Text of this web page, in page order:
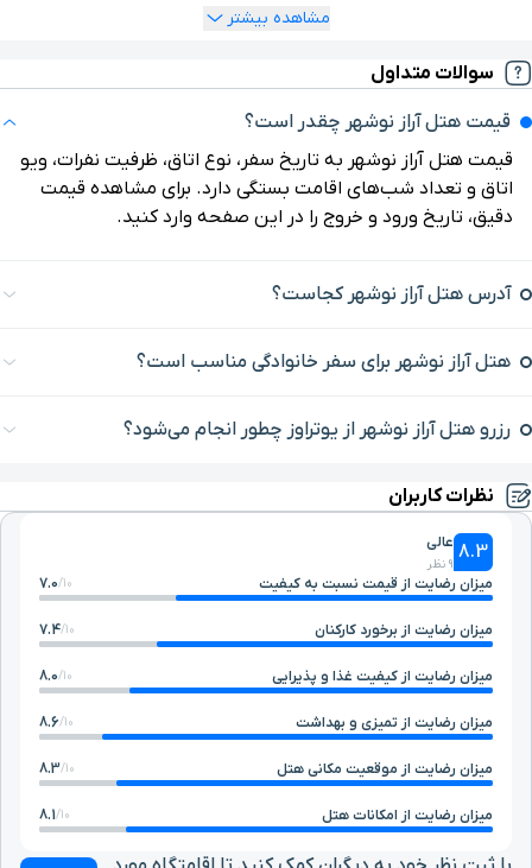
انتخاب دقیق‌تری داشته باشید.مشاهده بیشتر
سوالات متداول
قیمت هتل آراز نوشهر چقدر است؟
قیمت هتل آراز نوشهر به تاریخ سفر، نوع اتاق، ظرفیت نفرات، ویو
اتاق و تعداد شب‌های اقامت بستگی دارد. برای مشاهده قیمت
دقیق، تاریخ ورود و خروج را در این صفحه وارد کنید.
آدرس هتل آراز نوشهر کجاست؟
هتل آراز نوشهر برای سفر خانوادگی مناسب است؟
رزرو هتل آراز نوشهر از یوتراوز چطور انجام می‌شود؟
نظرات کاربران
8.3 عالی
9 نظر
میزان رضایت از قیمت نسبت به کیفیت 10/
7.0
میزان رضایت از برخورد کارکنان 10/
7.4
میزان رضایت از کیفیت غذا و پذیرایی 10/
8.0
میزان رضایت از تمیزی و بهداشت 10/
8.6
میزان رضایت از موقعیت مکانی هتل 10/
8.3
میزان رضایت از امکانات هتل 10/
8.1